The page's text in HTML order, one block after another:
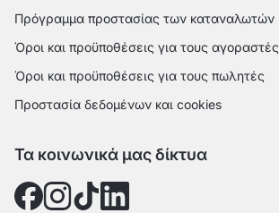
Πρόγραμμα προστασίας των καταναλωτών
Όροι και προϋποθέσεις για τους αγοραστές
Όροι και προϋποθέσεις για τους πωλητές
Προστασία δεδομένων και cookies
Τα κοινωνικά μας δίκτυα